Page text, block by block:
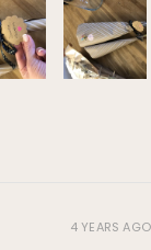
4 YEARS AGO